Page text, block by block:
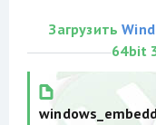
Загрузить
64bit